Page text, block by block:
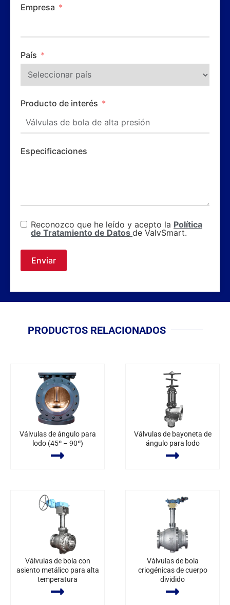
Empresa
País
Producto de interés
Especificaciones
Reconozco que he leído y acepto la Política
de Tratamiento de Datos de ValvSmart.
Enviar
PRODUCTOS RELACIONADOS
Válvulas de ángulo para
lodo (45º – 90º)
Válvulas de bayoneta de
ángulo para lodo
Válvulas de bola con
asiento metálico para alta
temperatura
Válvulas de bola
criogénicas de cuerpo
dividido